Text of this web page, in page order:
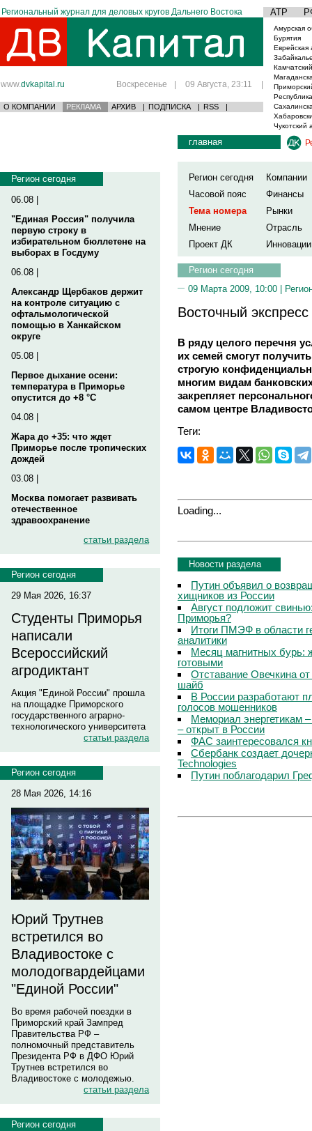
Региональный журнал для деловых кругов Дальнего Востока АТР
www.dvkapital.ru Воскресенье | 09 Августа, 23:11 |
О КОМПАНИИ РЕКЛАМА АРХИВ | ПОДПИСКА | RSS |
Амурская
Бурятия
Еврейская
Чукотский
Регион сегодня
06.08 |
"Единая Россия" получила
первую строку в
избирательном бюллетене на
выборах в Госдуму
06.08 |
Александр Щербаков держит
на контроле ситуацию с
офтальмологической
помощью в Ханкайском
округе
05.08 |
Первое дыхание осени:
температура в Приморье
опустится до +8 °C
04.08 |
Жара до +35: что ждет
Приморье после тропических
дождей
03.08 |
Москва помогает развивать
отечественное
здравоохранение
статьи раздела
Регион сегодня
29 Мая 2026, 16:37
Студенты Приморья
написали
Всероссийский
агродиктант
Акция "Единой России" прошла
на площадке Приморского
государственного аграрно-
технологического университета
статьи раздела
Регион сегодня
28 Мая 2026, 14:16
Юрий Трутнев
встретился во
Владивостоке с
молодогвардейцами
"Единой России"
Во время рабочей поездки в
Приморский край Зампред
Правительства РФ –
полномочный представитель
Президента РФ в ДФО Юрий
Трутнев встретился во
Владивостоке с молодежью.
статьи раздела
Регион сегодня
главная
Регион сегодня
Компании
Часовой пояс
Финансы
Тема номера
Рынки
Мнение
Отрасль
Проект ДК
Инновации
Регион сегодня
09 Марта 2009, 10:00 |
Восточный
В ряду целого перечня
их семей смогут
строгую
многим видам
закрепляет
самом центре
Теги:
Loading...
Новости раздела
Путин объявил о
хищников из России
Август подложит
Приморья?
Итоги ПМЭФ в области
аналитики
Месяц магнитных бурь:
готовыми
Отставание Овечкина
шайб
В России разработают
голосов мошенников
Мемориал энергетикам
– открыт в России
ФАС заинтересовался
Сбербанк создает
Technologies
Путин поблагодарил